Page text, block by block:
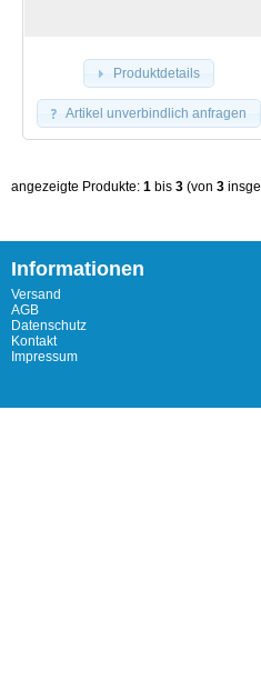
Produktdetails
Artikel unverbindlich anfragen
angezeigte Produkte: 1 bis 3 (von 3
Informationen
Versand
AGB
Datenschutz
Kontakt
Impressum